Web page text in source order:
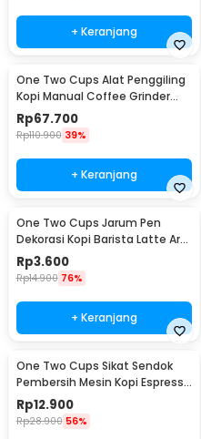
+ Keranjang
One Two Cups Alat Penggiling
Kopi Manual Coffee Grinder
Adjustable - CF4146
Rp67.700
Rp110.900 39%
+ Keranjang
One Two Cups Jarum Pen
Dekorasi Kopi Barista Latte Art
Needle 13cm - F3F27
Rp3.600
Rp14.900 76%
+ Keranjang
One Two Cups Sikat Sendok
Pembersih Mesin Kopi Espresso
2in1 - 8809
Rp12.900
Rp28.900 56%